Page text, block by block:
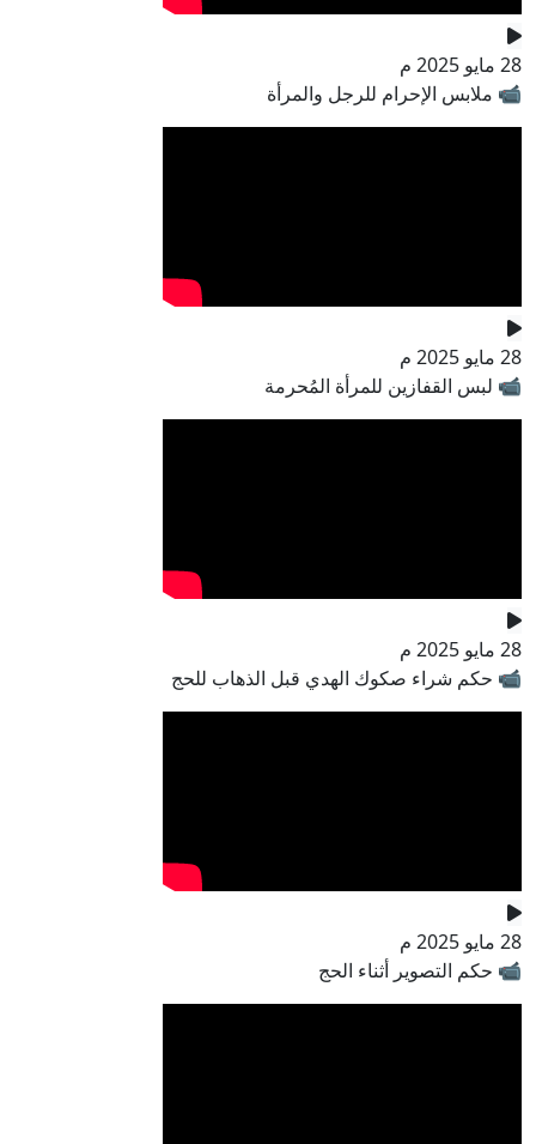
28 مايو 2025 م
📹 ملابس الإحرام للرجل والمرأة
28 مايو 2025 م
📹 لبس القفازين للمرأة المُحرمة
28 مايو 2025 م
📹 حكم شراء صكوك الهدي قبل الذهاب للحج
28 مايو 2025 م
📹 حكم التصوير أثناء الحج